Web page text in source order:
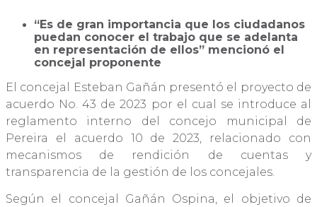
“Es de gran importancia que los ciudadanos
puedan conocer el trabajo que se adelanta
en representación de ellos” mencionó el
concejal proponente
El concejal Esteban Gañán presentó el proyecto de
acuerdo No. 43 de 2023 por el cual se introduce al
reglamento interno del concejo municipal de
Pereira el acuerdo 10 de 2023, relacionado con
mecanismos de rendición de cuentas y
transparencia de la gestión de los concejales.
Según el concejal Gañán Ospina, el objetivo de